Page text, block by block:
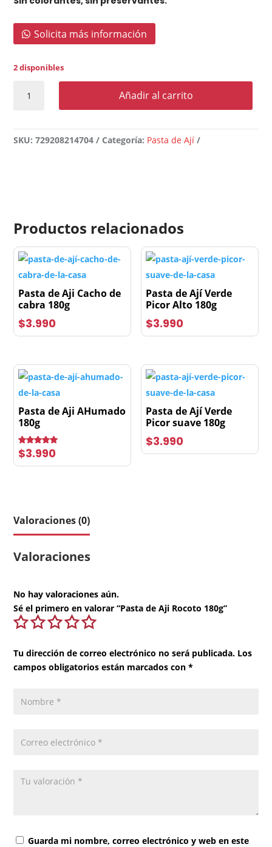
Solicita más información
2 disponibles
Rocoto
180g
Añadir al carrito
SKU:729208214704 Categoría: Pasta de Ají
Productos relacionados
Pasta de Aji Cacho de
cabra 180g
$3.990
Pasta de Ají Verde
Picor Alto 180g
$3.990
Pasta de Aji AHumado
180g
Valorado
con
5.00
$3.990
Pasta de Ají Verde
Picor suave 180g
$3.990
Valoraciones (0)
Valoraciones
No hay valoraciones aún.
Sé el primero en valorar “Pasta de Aji Rocoto 180g”
Tu dirección de correo electrónico no será publicada. Los
campos obligatorios están marcados con*
Guarda mi nombre, correo electrónico y web en este